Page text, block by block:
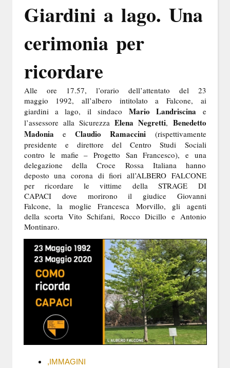
Giardini a lago. Una
cerimonia per
ricordare
Alle ore 17.57, l’orario dell’attentato del 23
maggio 1992, all’albero intitolato a Falcone, ai
giardini a lago, il sindaco Mario Landriscina e
l’assessore alla SicurezzaElena Negretti, Benedetto
Madonia e Claudio Ramaccini (rispettivamente
presidente e direttore del Centro Studi Sociali
contro le mafie – Progetto San Francesco), e una
delegazione della Croce Rossa Italiana hanno
deposto una corona di fiori all’ALBERO FALCONE
per ricordare le vittime della STRAGE DI
CAPACIdove morirono il giudice Giovanni
Falcone, la moglie Francesca Morvillo, gli agenti
della scorta Vito Schifani, Rocco Dicillo e Antonio
Montinaro.
,IMMAGINI